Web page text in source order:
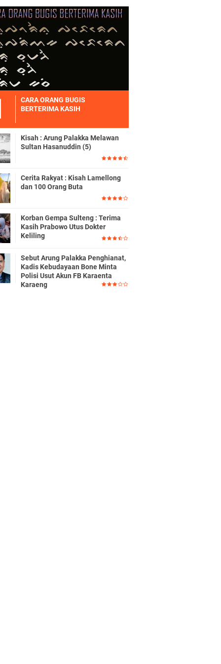
CARA ORANG BUGIS
BERTERIMA KASIH
Kisah : Arung Palakka Melawan
Sultan Hasanuddin (5)
Cerita Rakyat : Kisah Lamellong
dan 100 Orang Buta
Korban Gempa Sulteng : Terima
Kasih Prabowo Utus Dokter
Keliling
Sebut Arung Palakka Penghianat,
Kadis Kebudayaan Bone Minta
Polisi Usut Akun FB Karaenta
Karaeng